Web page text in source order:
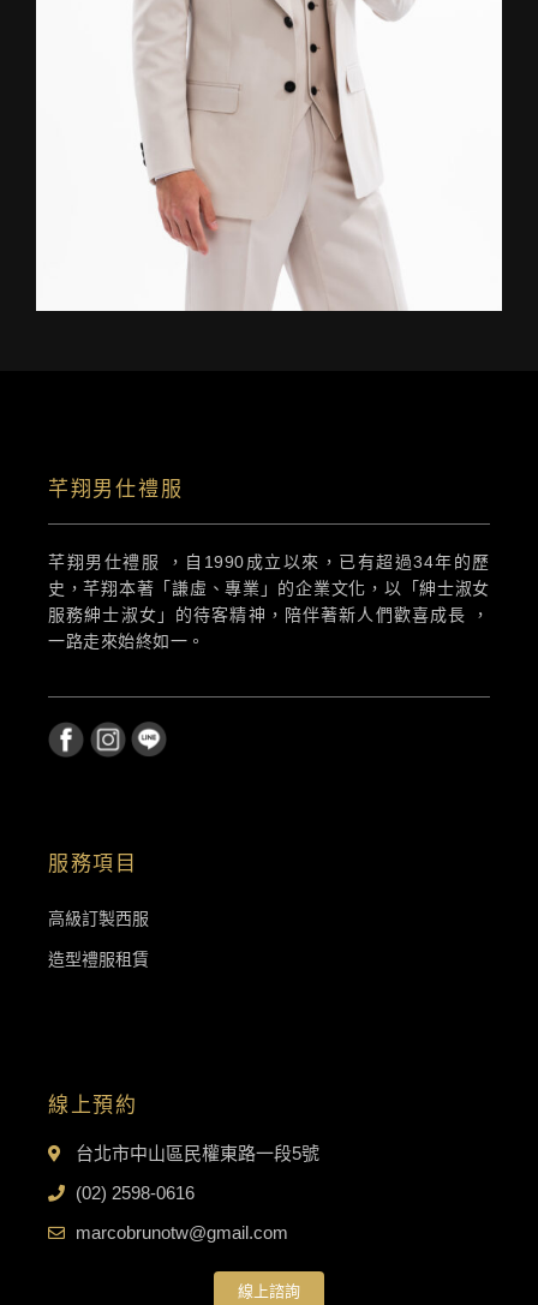
芊翔男仕禮服
芊翔男仕禮服 ，自1990成立以來，已有超過34年的歷
史，芊翔本著「謙虛、專業」的企業文化，以「紳士淑女
服務紳士淑女」的待客精神，陪伴著新人們歡喜成長 ，
一路走來始終如一。
服務項目
高級訂製西服
造型禮服租賃
線上預約
台北市中山區民權東路一段5號
(02) 2598-0616
marcobrunotw@gmail.com
線上諮詢